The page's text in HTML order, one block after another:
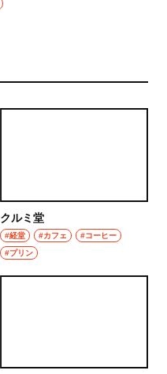
クルミ堂
#経堂 #カフェ
#コーヒー
#プリン